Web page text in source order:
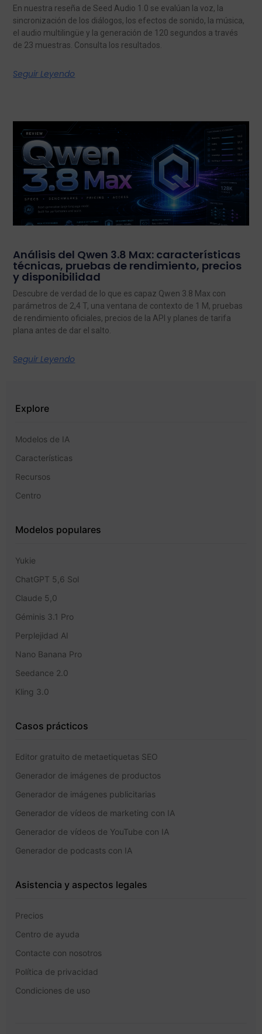
En nuestra reseña de Seed Audio 1.0 se evalúan la voz, la
sincronización de los diálogos, los efectos de sonido, la música,
el audio multilingüe y la generación de 120 segundos a través
de 23 muestras. Consulta los resultados.
Seguir Leyendo
Análisis del Qwen 3.8 Max: características
técnicas, pruebas de rendimiento, precios
y disponibilidad
Descubre de verdad de lo que es capaz Qwen 3.8 Max con
parámetros de 2,4 T, una ventana de contexto de 1 M, pruebas
de rendimiento oficiales, precios de la API y planes de tarifa
plana antes de dar el salto.
Seguir Leyendo
Explore
Modelos de IA
Características
Recursos
Centro
Modelos populares
Yukie
ChatGPT 5,6 Sol
Claude 5,0
Géminis 3.1 Pro
Perplejidad AI
Nano Banana Pro
Seedance 2.0
Kling 3.0
Casos prácticos
Editor gratuito de metaetiquetas SEO
Generador de imágenes de productos
Generador de imágenes publicitarias
Generador de vídeos de marketing con IA
Generador de vídeos de YouTube con IA
Generador de podcasts con IA
Asistencia y aspectos legales
Precios
Centro de ayuda
Contacte con nosotros
Política de privacidad
Condiciones de uso